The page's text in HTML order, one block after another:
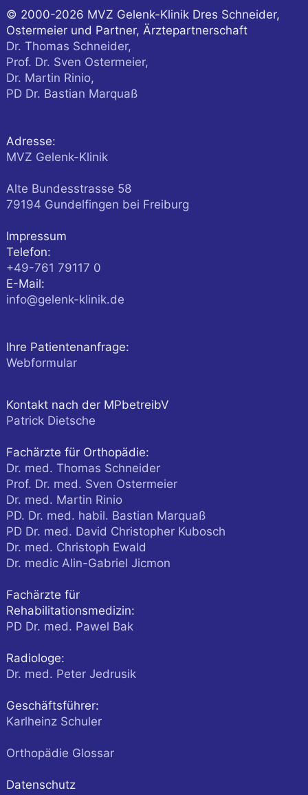
© 2000-2026 MVZ Gelenk-Klinik Dres Schneider,
Ostermeier und Partner, Ärztepartnerschaft
Dr. Thomas Schneider,
Prof. Dr. Sven Ostermeier,
Dr. Martin Rinio,
PD Dr. Bastian Marquaß
Adresse:
MVZ Gelenk-Klinik
Alte Bundesstrasse 58
79194 Gundelfingen bei Freiburg
Impressum
Telefon:
+49-761 79117 0
E-Mail:
info@gelenk-klinik.de
Ihre Patientenanfrage:
Webformular
Kontakt nach der MPbetreibV
Patrick Dietsche
Fachärzte für Orthopädie:
Dr. med. Thomas Schneider
Prof. Dr. med. Sven Ostermeier
Dr. med. Martin Rinio
PD. Dr. med. habil. Bastian Marquaß
PD Dr. med. David Christopher Kubosch
Dr. med. Christoph Ewald
Dr. medic Alin-Gabriel Jicmon
Fachärzte für
Rehabilitationsmedizin:
PD Dr. med. Pawel Bak
Radiologe:
Dr. med. Peter Jedrusik
Geschäftsführer:
Karlheinz Schuler
Orthopädie Glossar
Datenschutz